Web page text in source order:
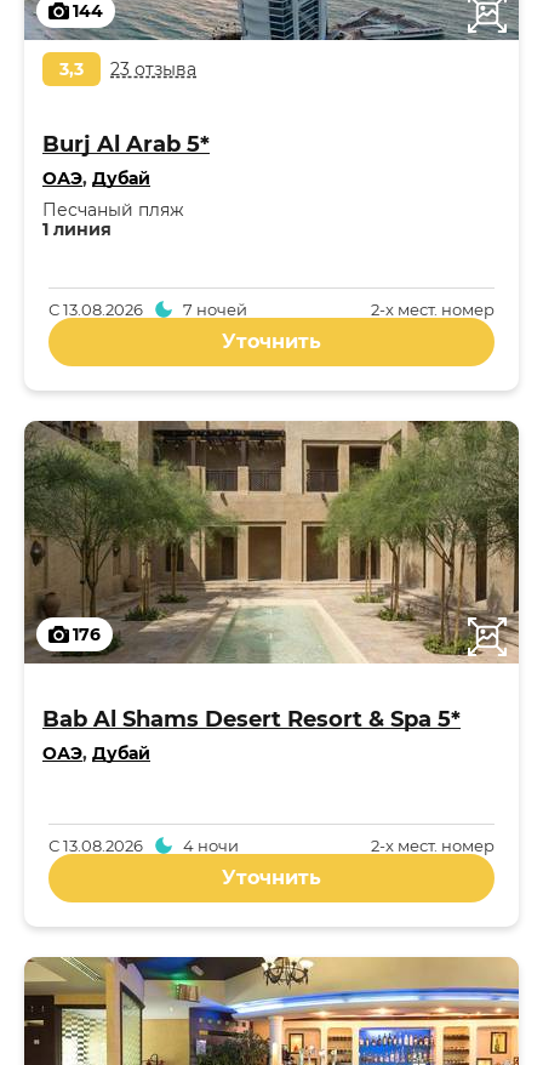
144
3,3 23 отзыва
Burj Al Arab 5*
ОАЭ, Дубай
1 линия
Песчаный пляж
2-x мест. номер
С13.08.2026 7 ночей
Уточнить
176
Bab Al Shams Desert Resort & Spa 5*
ОАЭ, Дубай
2-x мест. номер
С13.08.2026 4 ночи
Уточнить